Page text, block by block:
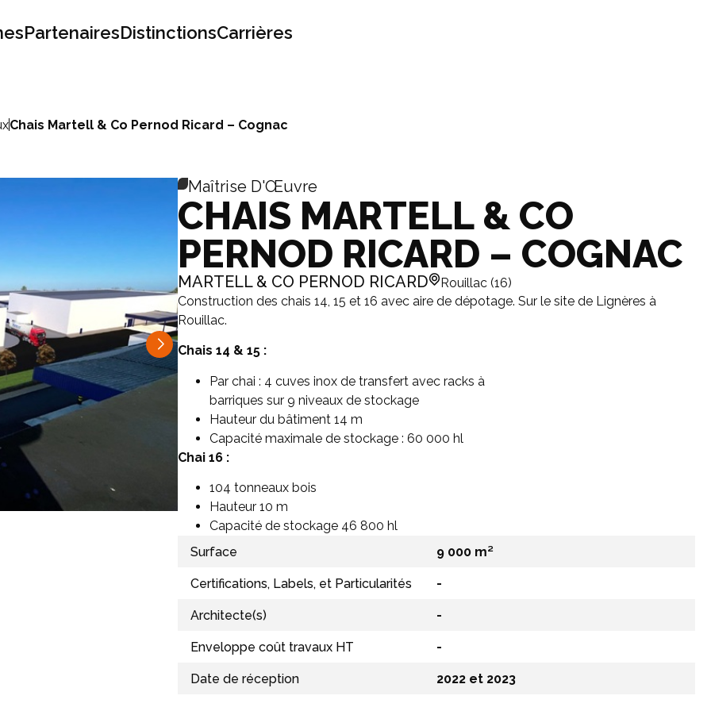
PartenairesDistinctionsCarrières
Chais Martell & Co Pernod Ricard – Cognac
Maîtrise D'Œuvre
CHAIS MARTELL & CO
PERNOD RICARD – COGNAC
MARTELL & CO PERNOD RICARD
Rouillac (16)
Construction des chais 14, 15 et 16 avec aire de dépotage. Sur le site de Lignères à
Rouillac.
Chais 14 & 15 :
Par chai : 4 cuves inox de transfert avec racks à
barriques sur 9 niveaux de stockage
Hauteur du bâtiment 14 m
Capacité maximale de stockage : 60 000 hl
Chai 16 :
104 tonneaux bois
Hauteur 10 m
Capacité de stockage 46 800 hl
Surface
9 000 m²
Certifications, Labels, et Particularités -
Architecte(s) -
Enveloppe coût travaux HT -
Date de réception 2022 et 2023